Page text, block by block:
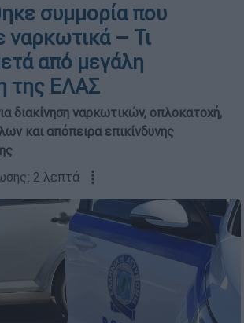
συμμορία που
ναρκωτικά – Τι
από μεγάλη
της ΕΛΑΣ
διακίνηση ναρκωτικών, οπλοκατοχή,
και απόπειρα επικίνδυνης
2 λεπτά ┋